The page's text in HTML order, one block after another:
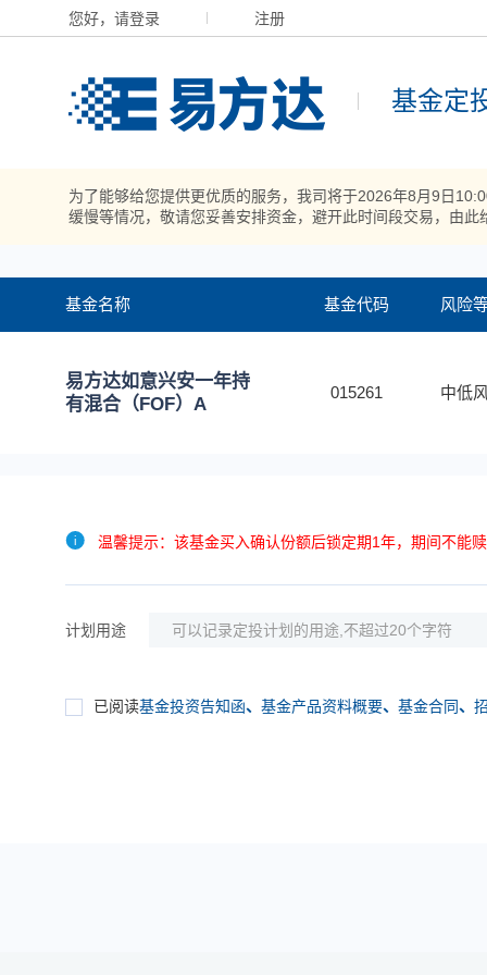
您好，请登录 注册
基金定
为了能够给您提供更优质的服务，我司将于2026年8月9日
缓慢等情况，敬请您妥善安排资金，避开此时间段交易，由此
基金名称 基金代码 风险
易方达如意兴安一年持
有混合（FOF）A
015261 中低
温馨提示：该基金买入确认份额后锁定期1年，期间不能
计划用途
已阅读基金投资告知函、 基金产品资料概要、 基金合同、